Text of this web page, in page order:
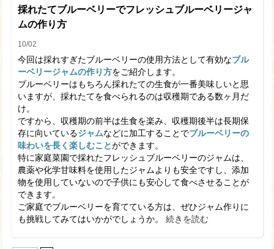
採れたてブルーベリーでフレッシュブルーベリージャ
ムの作り方
10/02
今回は採れすぎたブルーベリーの使用方法として有効なブル
ーベリージャムの作り方をご紹介します。
ブルーベリーはもちろん採れたての生食が一番美味しいと思
いますが、採れたてを食べられるのは収穫期である数ヶ月だ
け。
ですから、収穫期の前半は生食を楽み、収穫期後半は長期保
存に向いているジャムなどに加工することでブルーベリーの
味わいを長く楽しむことができます。
特に家庭菜園で採れたフレッシュブルーベリーのジャムは、
農薬や化学甘味料を使用したジャムよりも安全ですし、添加
物を使用していないので子供にも安心して食べさせることが
できます。
ご家庭でブルーベリーを育てている方は、ぜひジャム作りに
も挑戦してみてはいかがでしょうか。 続きを読む